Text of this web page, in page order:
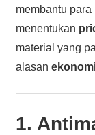
membantu para
menentukan
material yang
alasan
1.